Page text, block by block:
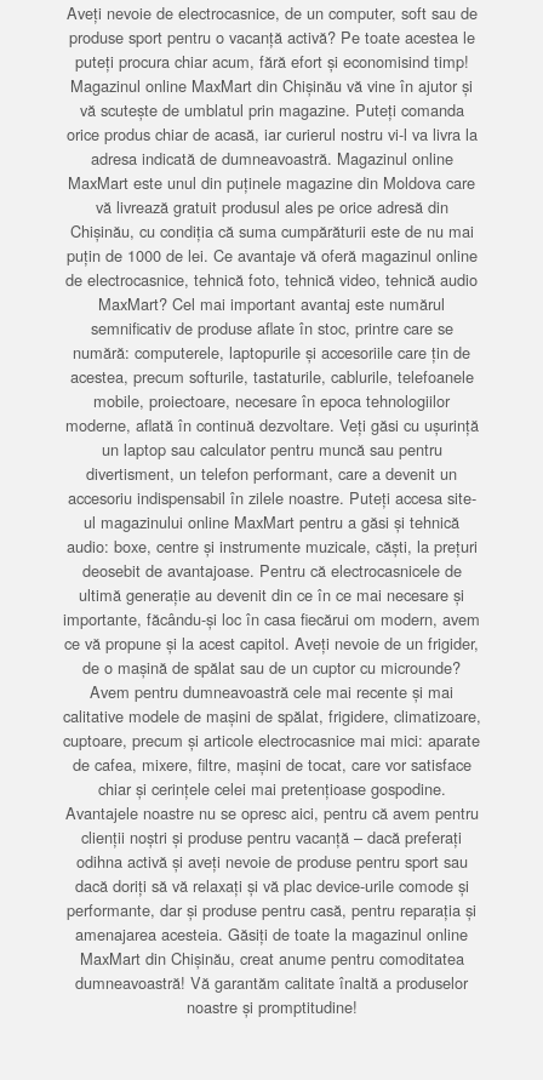
Aveți nevoie de electrocasnice, de un computer, soft sau de
produse sport pentru o vacanță activă? Pe toate acestea le
puteți procura chiar acum, fără efort și economisind timp!
Magazinul online MaxMart din Chișinău vă vine în ajutor și
vă scutește de umblatul prin magazine. Puteți comanda
orice produs chiar de acasă, iar curierul nostru vi-l va livra la
adresa indicată de dumneavoastră. Magazinul online
MaxMart este unul din puținele magazine din Moldova care
vă livrează gratuit produsul ales pe orice adresă din
Chișinău, cu condiția că suma cumpărăturii este de nu mai
puțin de 1000 de lei. Ce avantaje vă oferă magazinul online
de electrocasnice, tehnică foto, tehnică video, tehnică audio
MaxMart? Cel mai important avantaj este numărul
semnificativ de produse aflate în stoc, printre care se
numără: computerele, laptopurile și accesoriile care țin de
acestea, precum softurile, tastaturile, cablurile, telefoanele
mobile, proiectoare, necesare în epoca tehnologiilor
moderne, aflată în continuă dezvoltare. Veți găsi cu ușurință
un laptop sau calculator pentru muncă sau pentru
divertisment, un telefon performant, care a devenit un
accesoriu indispensabil în zilele noastre. Puteți accesa site-
ul magazinului online MaxMart pentru a găsi și tehnică
audio: boxe, centre și instrumente muzicale, căști, la prețuri
deosebit de avantajoase. Pentru că electrocasnicele de
ultimă generație au devenit din ce în ce mai necesare și
importante, făcându-și loc în casa fiecărui om modern, avem
ce vă propune și la acest capitol. Aveți nevoie de un frigider,
de o mașină de spălat sau de un cuptor cu microunde?
Avem pentru dumneavoastră cele mai recente și mai
calitative modele de mașini de spălat, frigidere, climatizoare,
cuptoare, precum și articole electrocasnice mai mici: aparate
de cafea, mixere, filtre, mașini de tocat, care vor satisface
chiar și cerințele celei mai pretențioase gospodine.
Avantajele noastre nu se opresc aici, pentru că avem pentru
clienții noștri și produse pentru vacanță – dacă preferați
odihna activă și aveți nevoie de produse pentru sport sau
dacă doriți să vă relaxați și vă plac device-urile comode și
performante, dar și produse pentru casă, pentru reparația și
amenajarea acesteia. Găsiți de toate la magazinul online
MaxMart din Chișinău, creat anume pentru comoditatea
dumneavoastră! Vă garantăm calitate înaltă a produselor
noastre și promptitudine!